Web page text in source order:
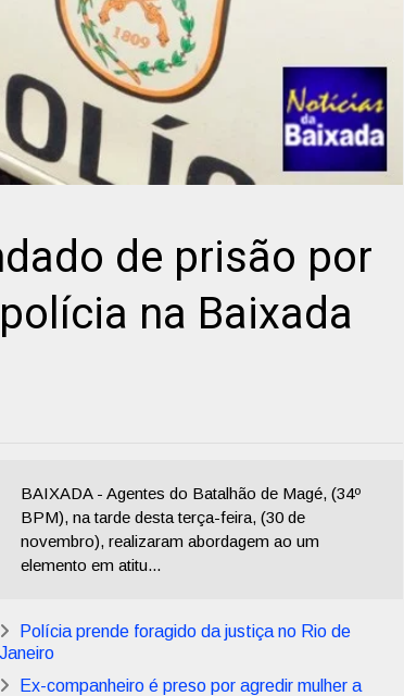
de prisão por
na Baixada
BAIXADA - Agentes do Batalhão de Magé, (34º
BPM), na tarde desta terça-feira, (30 de
novembro), realizaram abordagem ao um
elemento em atitu...
Polícia prende foragido da justiça no Rio de
Janeiro
Ex-companheiro é preso por agredir mulher a